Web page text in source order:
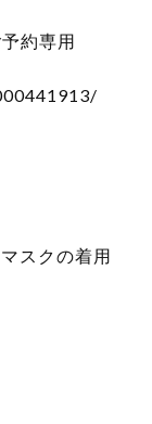
約専用
スクの着用